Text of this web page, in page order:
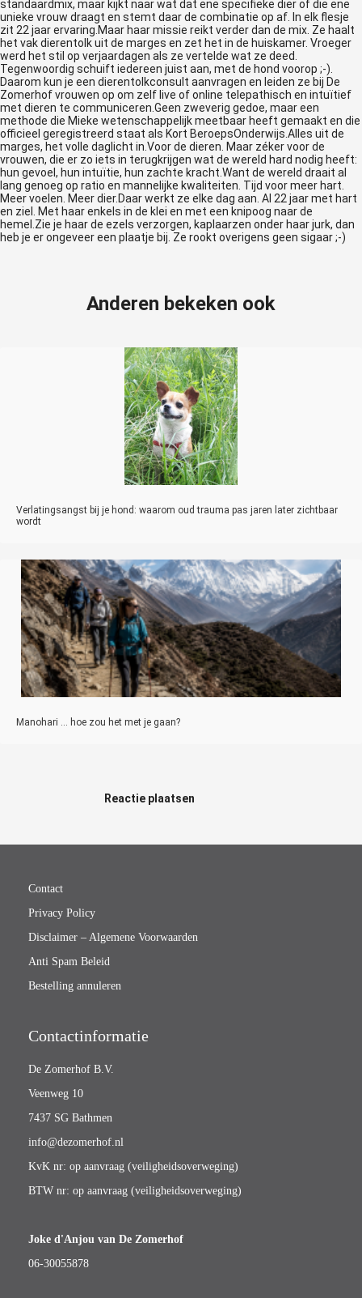
standaardmix, maar kijkt naar wat dat ene specifieke dier of die ene
unieke vrouw draagt en stemt daar de combinatie op af. In elk flesje
zit 22 jaar ervaring.Maar haar missie reikt verder dan de mix. Ze haalt
het vak dierentolk uit de marges en zet het in de huiskamer. Vroeger
werd het stil op verjaardagen als ze vertelde wat ze deed.
Tegenwoordig schuift iedereen juist aan, met de hond voorop ;-).
Daarom kun je een dierentolkconsult aanvragen en leiden ze bij De
Zomerhof vrouwen op om zelf live of online telepathisch en intuïtief
met dieren te communiceren.Geen zweverig gedoe, maar een
methode die Mieke wetenschappelijk meetbaar heeft gemaakt en die
officieel geregistreerd staat als Kort BeroepsOnderwijs.Alles uit de
marges, het volle daglicht in.Voor de dieren. Maar zéker voor de
vrouwen, die er zo iets in terugkrijgen wat de wereld hard nodig heeft:
hun gevoel, hun intuïtie, hun zachte kracht.Want de wereld draait al
lang genoeg op ratio en mannelijke kwaliteiten. Tijd voor meer hart.
Meer voelen. Meer dier.Daar werkt ze elke dag aan. Al 22 jaar met hart
en ziel. Met haar enkels in de klei en met een knipoog naar de
hemel.Zie je haar de ezels verzorgen, kaplaarzen onder haar jurk, dan
heb je er ongeveer een plaatje bij. Ze rookt overigens geen sigaar ;-)
Anderen bekeken ook
Verlatingsangst bij je hond: waarom oud trauma pas jaren later zichtbaar
wordt
Manohari … hoe zou het met je gaan?
Reactie plaatsen
Contact
Privacy Policy
Disclaimer – Algemene Voorwaarden
Anti Spam Beleid
Bestelling annuleren
Contactinformatie
De Zomerhof B.V.
Veenweg 10
7437 SG Bathmen
info@dezomerhof.nl
KvK nr: op aanvraag (veiligheidsoverweging)
BTW nr: op aanvraag (veiligheidsoverweging)
Joke d'Anjou van De Zomerhof
06-30055878